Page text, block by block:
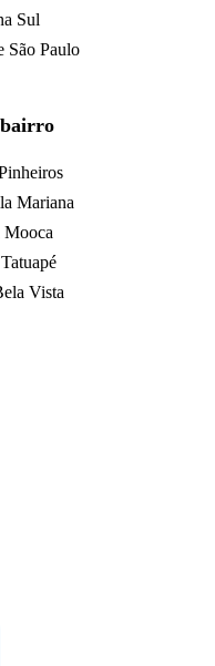
Sul
São Paulo
Mariana
Mooca
Vista